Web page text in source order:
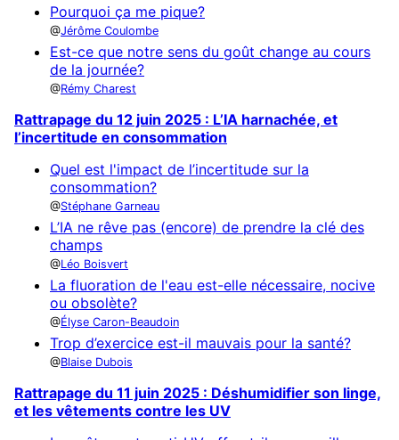
Pourquoi ça me pique?
Jérôme Coulombe
Est-ce que notre sens du goût change au cours
de la journée?
Rémy Charest
Rattrapage du 12 juin 2025 : L’IA harnachée, et
l’incertitude en consommation
Quel est l'impact de l’incertitude sur la
consommation?
Stéphane Garneau
L’IA ne rêve pas (encore) de prendre la clé des
champs
Léo Boisvert
La fluoration de l'eau est-elle nécessaire, nocive
ou obsolète?
Élyse Caron-Beaudoin
Trop d’exercice est-il mauvais pour la santé?
Blaise Dubois
Rattrapage du 11 juin 2025 : Déshumidifier son linge,
et les vêtements contre les UV